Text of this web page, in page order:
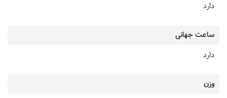
دارد
ساعت جهانی
دارد
وزن